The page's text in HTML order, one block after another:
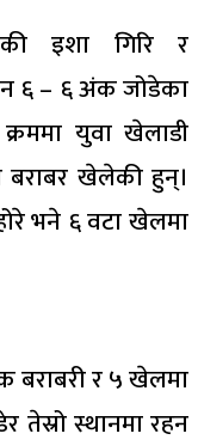
इशा गिरि र
६ – ६ अंक जोडेका
क्रममा युवा खेलाडी
खेलेकी हुन्।
भने ६ वटा खेलमा
बराबरी र ५ खेलमा
तेस्रो स्थानमा रहन